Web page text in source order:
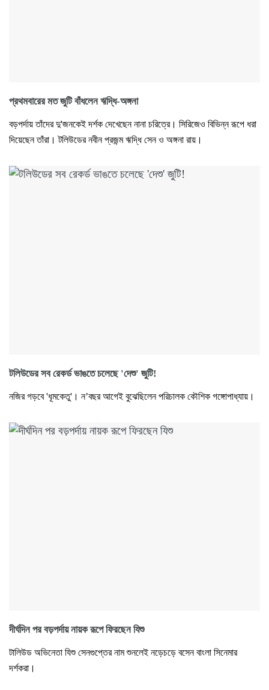
প্রথমবারের মত জুটি বাঁধলেন ঋদ্ধি-অঙ্গনা
বড়পর্দায় তাঁদের দু'জনকেই দর্শক দেখেছেন নানা চরিত্রে। সিরিজেও বিভিন্ন রূপে ধরা
দিয়েছেন তাঁরা। টলিউডের নবীন প্রজন্ম ঋদ্ধি সেন ও অঙ্গনা রায়।
টলিউডের সব রেকর্ড ভাঙতে চলেছে 'দেশু' জুটি!
নজির গড়বে 'ধূমকেতু'। ন’বছর আগেই বুঝেছিলেন পরিচালক কৌশিক গঙ্গোপাধ্যায়।
দীর্ঘদিন পর বড়পর্দায় নায়ক রূপে ফিরছেন যিশু
টালিউড অভিনেতা যিশু সেনগুপ্তের নাম শুনলেই নড়েচড়ে বসেন বাংলা সিনেমার
দর্শকরা।